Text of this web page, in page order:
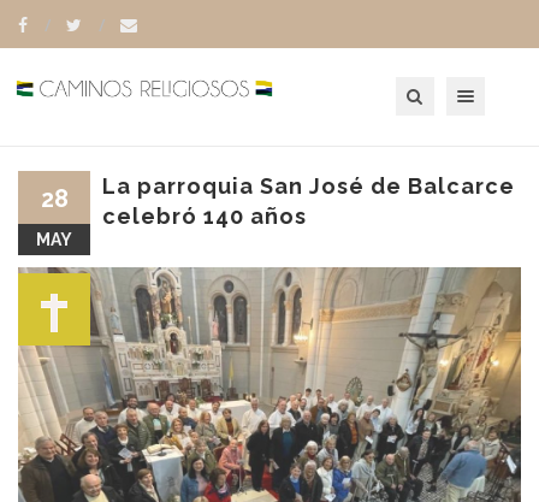
La parroquia San José de Balcarce
celebró 140 años
28
MAY